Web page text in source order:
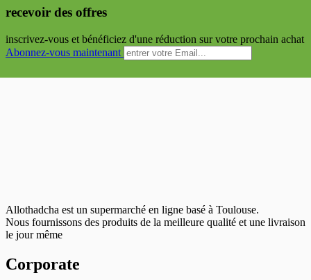
recevoir des offres
inscrivez-vous et bénéficiez d'une réduction sur votre prochain achat
Abonnez-vous maintenant
Allothadcha est un supermarché en ligne basé à Toulouse.
Nous fournissons des produits de la meilleure qualité et une livraison
le jour même
Corporate